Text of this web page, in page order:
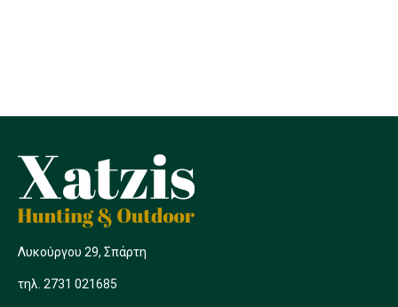
Λυκούργου 29, Σπάρτη
τηλ. 2731 021685